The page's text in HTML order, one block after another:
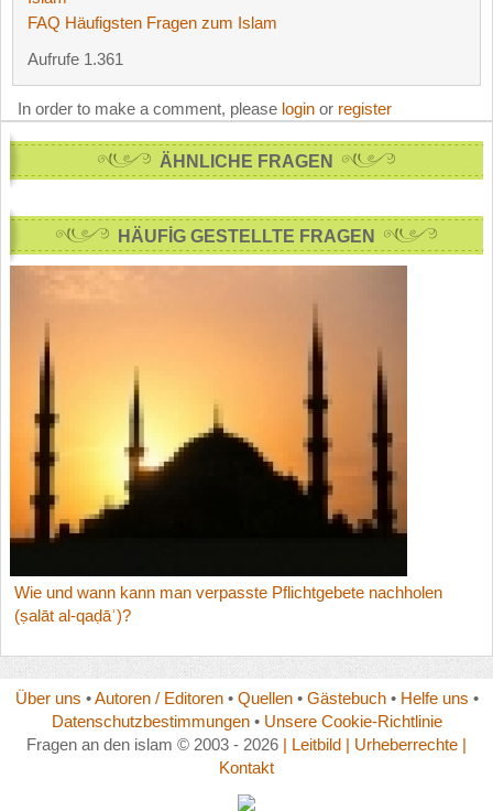
FAQ Häufigsten Fragen zum Islam
Aufrufe 1.361
In order to make a comment, please login or register
ÄHNLICHE FRAGEN
HÄUFİG GESTELLTE FRAGEN
Wie und wann kann man verpasste Pflichtgebete nachholen
(ṣalāt al-qaḍāʾ)?
Über uns •Autoren / Editoren• Quellen• Gästebuch• Helfe uns •
Datenschutzbestimmungen• Unsere Cookie-Richtlinie
Fragen an den islam © 2003 - 2026 | Leitbild | Urheberrechte |
Kontakt